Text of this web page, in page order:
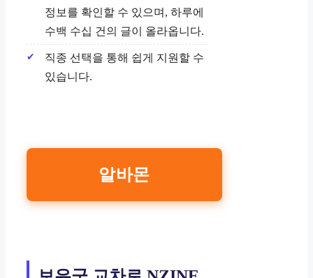
정보를 확인할 수 있으며, 하루에
수백 수십 건의 글이 올라옵니다.
직종 선택을 통해 쉽게 지원할 수
있습니다.
알바몬